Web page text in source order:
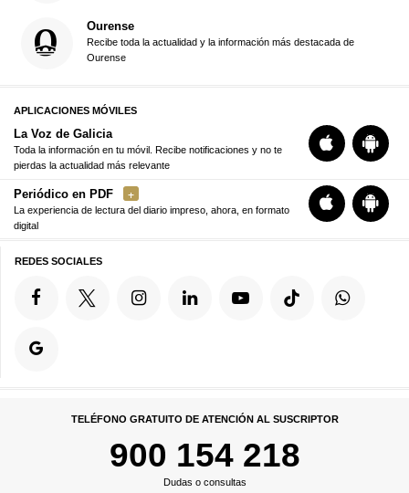
Ourense
Recibe toda la actualidad y la información más destacada de
Ourense
APLICACIONES MÓVILES
La Voz de Galicia
Toda la información en tu móvil. Recibe notificaciones y no te
pierdas la actualidad más relevante
Periódico en PDF
La experiencia de lectura del diario impreso, ahora, en formato
digital
REDES SOCIALES
TELÉFONO GRATUITO DE ATENCIÓN AL SUSCRIPTOR
900 154 218
Dudas o consultas